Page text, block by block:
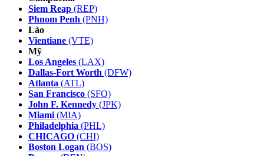
Siem Reap (REP)
Phnom Penh (PNH)
Lào
Vientiane (VTE)
Mỹ
Los Angeles (LAX)
Dallas-Fort Worth (DFW)
Atlanta (ATL)
San Francisco (SFO)
John F. Kennedy (JPK)
Miami (MIA)
Philadelphia (PHL)
CHICAGO (CHI)
Boston Logan (BOS)